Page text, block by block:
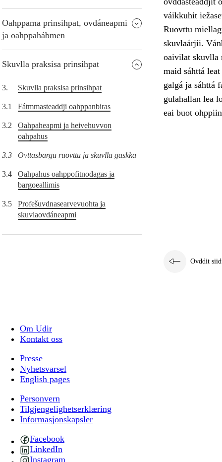
Oahppama prinsihpat, ovdáneapmi
ja oahppahábmen
Skuvlla praksisa prinsihpat
3. Skuvlla praksisa prinsihpat
3.1 Fátmmasteaddji oahppanbiras
3.2
Oahpaheapmi ja heivehuvvon
oahpahus
3.3 Ovttasbargu ruovttu ja skuvlla gaskka
3.4
Oahpahus oahppofitnodagas ja
bargoeallimis
3.5
Profešuvdnasearvevuohta ja
skuvlaovdáneapmi
váikkuhit
Ruovttu
skuvlaárjii.
oaivilat skuvlla
maid sáhttá
galgá ja sáhttá
gulahallan lea
eai buot
Ovddit
Om Udir
Kontakt oss
Presse
Nyhetsvarsel
English pages
Personvern
Tilgjengelighetserklæring
Informasjonskapsler
Facebook
LinkedIn
Instagram